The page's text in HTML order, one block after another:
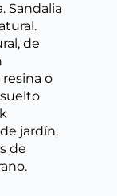
Sandalia
de
o
jardín,
de